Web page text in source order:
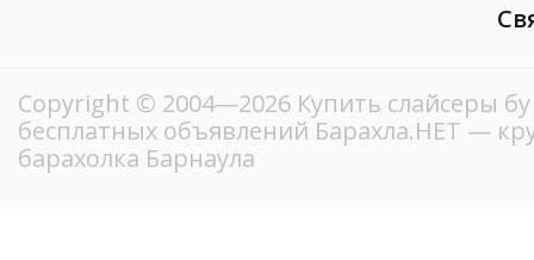
Copyright © 2004—2026 Купить слайсеры
бесплатных объявлений Барахла.НЕТ —
барахолка Барнаула